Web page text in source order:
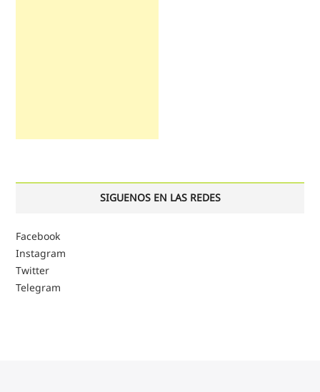
SIGUENOS EN LAS REDES
Facebook
Instagram
Twitter
Telegram